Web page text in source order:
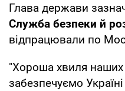
Глава держави
Служба безпеки й
відпрацювали по
"Хороша хвиля наших
забезпечуємо